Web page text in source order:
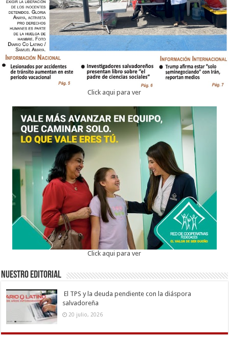
Click aqui para ver
Click aqui para ver
Nuestro Editorial
El TPS y la deuda pendiente con la diáspora
salvadoreña
20 julio, 2026